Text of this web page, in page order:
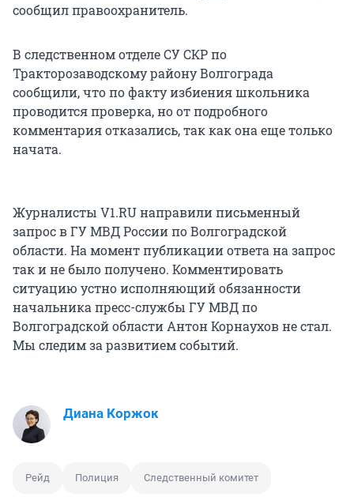
сообщил правоохранитель.
В следственном отделе СУ СКР по
Тракторозаводскому району Волгограда
сообщили, что по факту избиения школьника
проводится проверка, но от подробного
комментария отказались, так как она еще только
начата.
Журналисты V1.RU направили письменный
запрос в ГУ МВД России по Волгоградской
области. На момент публикации ответа на запрос
так и не было получено. Комментировать
ситуацию устно исполняющий обязанности
начальника пресс-службы ГУ МВД по
Волгоградской области Антон Корнаухов не стал.
Мы следим за развитием событий.
Диана Коржок
Рейд Полиция Следственный комитет